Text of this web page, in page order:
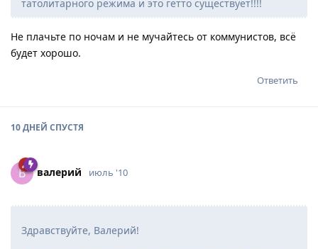
татолитарного режима и это гетто существует!!!!
Не плачьте по ночам и не мучайтесь от коммунистов, всё
будет хорошо.
Ответить
10 ДНЕЙ СПУСТЯ
В вaлepий июль '10
Здравствуйте, Валерий!